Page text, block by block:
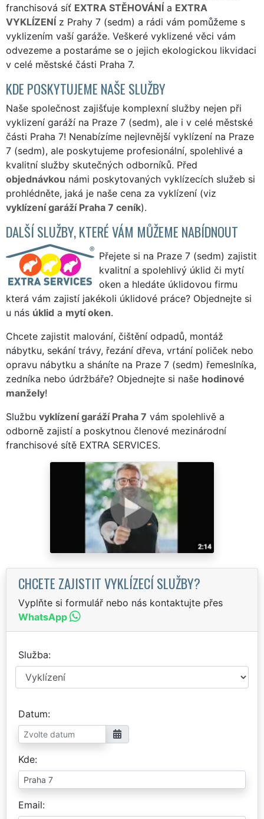
franchisová síť EXTRA STĚHOVÁNÍ a EXTRA
VYKLÍZENÍ z Prahy 7 (sedm) a rádi vám pomůžeme s
vyklizením vaší garáže. Veškeré vyklizené věci vám
odvezeme a postaráme se o jejich ekologickou likvidaci
v celé městské části Praha 7.
KDE POSKYTUJEME NAŠE SLUŽBY
Naše společnost zajišťuje komplexní služby nejen při
vyklizení garáží na Praze 7 (sedm), ale i v celé městské
části Praha 7! Nenabízíme nejlevnější vyklízení na Praze
7 (sedm), ale poskytujeme profesionální, spolehlivé a
kvalitní služby skutečných odborníků. Před
objednávkou námi poskytovaných vyklízecích služeb si
prohlédněte, jaká je naše cena za vyklízení (viz
vyklízení garáží Praha 7 ceník).
DALŠÍ SLUŽBY, KTERÉ VÁM MŮŽEME NABÍDNOUT
Přejete si na Praze 7 (sedm) zajistit
kvalitní a spolehlivý úklid či mytí
oken a hledáte úklidovou firmu
která vám zajistí jakékoli úklidové práce? Objednejte si
u nás úklid a mytí oken.
Chcete zajistit malování, čištění odpadů, montáž
nábytku, sekání trávy, řezání dřeva, vrtání poliček nebo
opravu nábytku a sháníte na Praze 7 (sedm) řemeslníka,
zedníka nebo údržbáře? Objednejte si naše hodinové
manžely!
Službu vyklízení garáží Praha 7 vám spolehlivě a
odborně zajistí a poskytnou členové mezinárodní
franchisové sítě EXTRA SERVICES.
CHCETE ZAJISTIT VYKLÍZECÍ SLUŽBY?
Vyplňte si formulář nebo nás kontaktujte přes
WhatsApp
Služba
Datum
Kde
Email